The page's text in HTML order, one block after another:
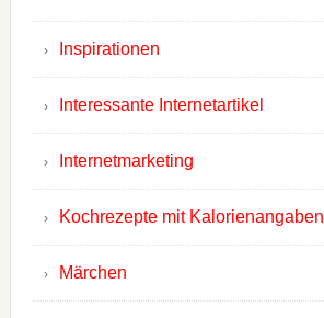
Inspirationen
Interessante Internetartikel
Internetmarketing
Kochrezepte mit Kalorienangaben
Märchen